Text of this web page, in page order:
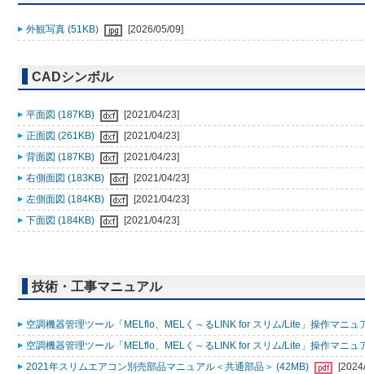
外観写真 (51KB) [2026/05/09]
CADシンボル
平面図 (187KB)
[2021/04/23]
正面図 (261KB)
[2021/04/23]
背面図 (187KB)
[2021/04/23]
右側面図 (183KB)
[2021/04/23]
左側面図 (184KB)
[2021/04/23]
下面図 (184KB)
[2021/04/23]
技術・工事マニュアル
空調機器管理ツール「MELflo、MELく～るLINK for スリム/Lite」操作マニュ
空調機器管理ツール「MELflo、MELく～るLINK for スリム/Lite」操作マニュ
2021年スリムエアコン別売部品マニュアル＜共通部品＞ (42MB)